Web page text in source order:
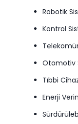
Robotik
Kontrol
Otomotiv
Tıbbi
Enerji